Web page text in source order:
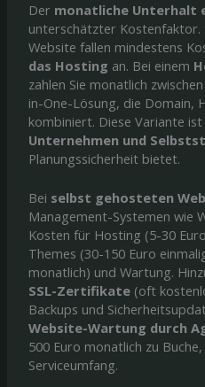
Der monatliche Unterhalt
unterschätzter Kostenfaktor.
Website fallen mindestens
das Hosting an. Bei einem
zahlen Sie monatlich
in-One-Lösung, die Domain,
kombiniert. Diese Variante
Unternehmen und
Planungssicherheit bietet.
Bei selbst gehosteten
Management-Systemen wie
Kosten für Hosting (5-30
Themes (30-150 Euro
monatlich) und Wartung.
SSL-Zertifikate(oft
Backups und
Website-Wartung durch
500 Euro monatlich zu
Serviceumfang.